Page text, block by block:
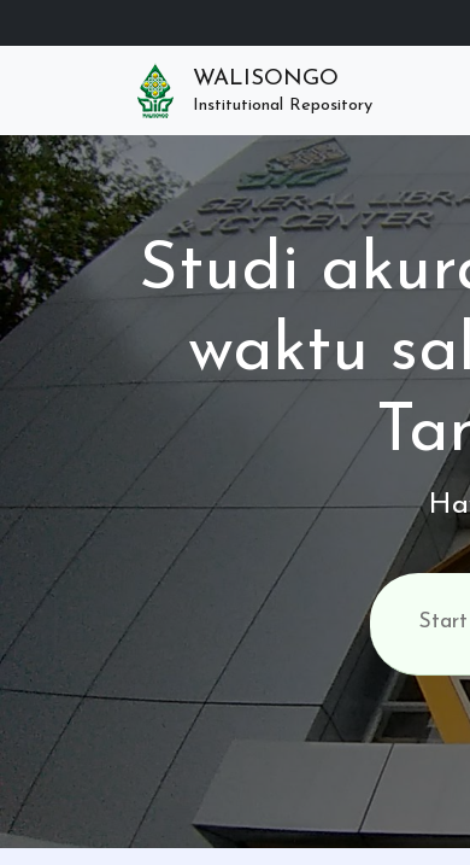
WALISONGO
Institutional Repository
Studi
waktu